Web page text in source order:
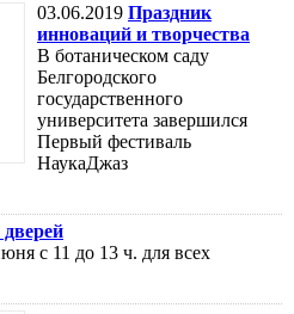
03.06.2019 Праздник
инноваций и творчества
В ботаническом саду
Белгородского
государственного
университета завершился
Первый фестиваль
НаукаДжаз
с 11 до 13 ч. для всех